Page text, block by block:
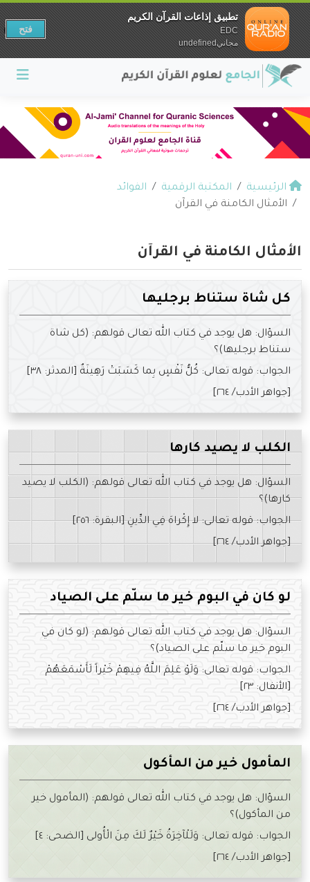
الرئيسية المكتبة الرقمية
الفوائد
الأمثال الكامنة في القرآن
الأمثال الكامنة في القرآن
كل شاة ستناط برجليها
السؤال: هل يوجد في كتاب الله تعالى قولهم: (كل شاة
ستناط برجليها)؟
الجواب: قوله تعالى: كُلُّ نَفْسٍ بِما كَسَبَتْ رَهِينَةٌ [المدثر: ٣٨]
[جواهر الأدب/ ٢٦٤]
الكلب لا يصيد كارها
السؤال: هل يوجد في كتاب الله تعالى قولهم: (الكلب لا يصيد
كارها)؟
الجواب: قوله تعالى: لا إِكْراهَ فِي الدِّينِ [البقرة: ٢٥٦]
[جواهر الأدب/ ٢٦٤]
لو كان في البوم خير ما سلّم على الصياد
السؤال: هل يوجد في كتاب الله تعالى قولهم: (لو كان في
البوم خير ما سلّم على الصياد)؟
الجواب: قوله تعالى: وَلَوْ عَلِمَ اللَّهُ فِيهِمْ خَيْراً لَأَسْمَعَهُمْ
[الأنفال: ٢٣]
[جواهر الأدب/ ٢٦٤]
المأمول خير من المأكول
السؤال: هل يوجد في كتاب الله تعالى قولهم: (المأمول خير
من المأكول)؟
الجواب: قوله تعالى: وَلَلْآخِرَةُ خَيْرٌ لَكَ مِنَ الْأُولى [الضحى: ٤]
[جواهر الأدب/ ٢٦٤]
تطبيق إذاعات القرآن الكريم
EDC
مجانيundefined
فتح